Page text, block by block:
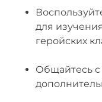
для
геройских
Общайтесь с